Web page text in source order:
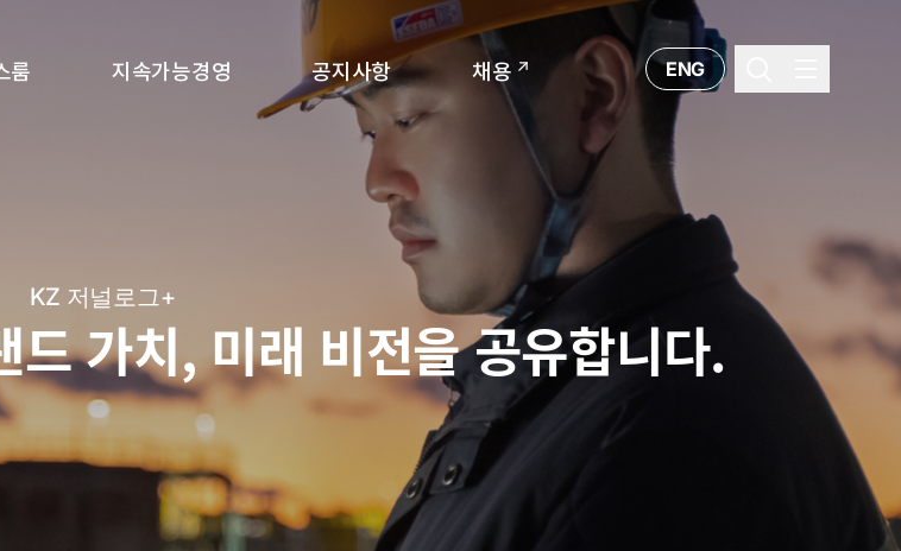
룸 지속가능경영 공지사항 채용 ENG
KZ 저널로그+
가치, 미래 비전을 공유합니다.